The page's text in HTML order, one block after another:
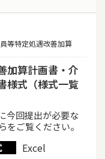
等特定処遇改善加算
加算計画書・介
様式（様式一覧
今回提出が必要な
ご覧ください。
Excel